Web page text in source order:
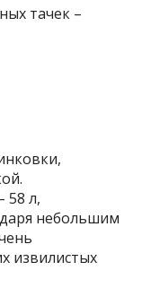
58 л,
небольшим
извилистых